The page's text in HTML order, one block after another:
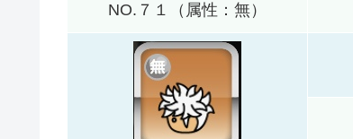
NO.７１（属性：無）